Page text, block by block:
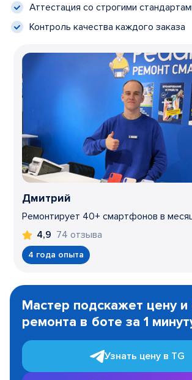
Аттестация со строгими
Контроль качества каждого заказа
Дмитрий
Ремонтирует 40+ смартфонов в
4,9 74 отзыва
4 года опыта
1
Мастер подскажет цену и
ремонта в боте за 1
Узнать цену в TG